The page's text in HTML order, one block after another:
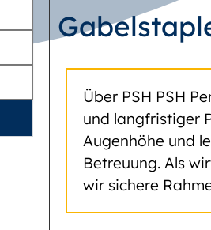
Über PSH PSH
und langfristiger
Augenhöhe und
Betreuung. Als
wir sichere